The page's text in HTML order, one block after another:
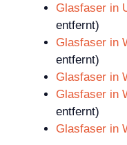
Glasfaser in
entfernt)
Glasfaser in
entfernt)
Glasfaser in
Glasfaser in
entfernt)
Glasfaser in